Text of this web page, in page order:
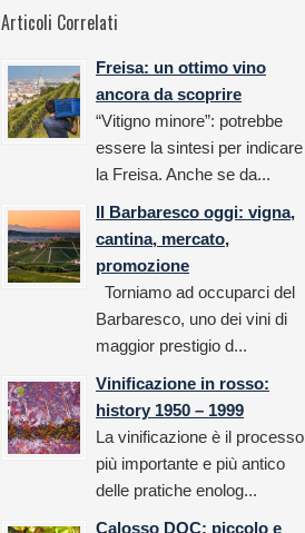
Articoli Correlati
Freisa: un ottimo vino
ancora da scoprire
“Vitigno minore”: potrebbe
essere la sintesi per indicare
la Freisa. Anche se da...
Il Barbaresco oggi: vigna,
cantina, mercato,
promozione
Torniamo ad occuparci del
Barbaresco, uno dei vini di
maggior prestigio d...
Vinificazione in rosso:
history 1950 – 1999
La vinificazione è il processo
più importante e più antico
delle pratiche enolog...
Calosso DOC: piccolo e